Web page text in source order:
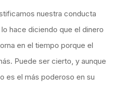
nuestra conducta
hace diciendo que el dinero
en el tiempo porque el
Puede ser cierto, y aunque
es el más poderoso en su